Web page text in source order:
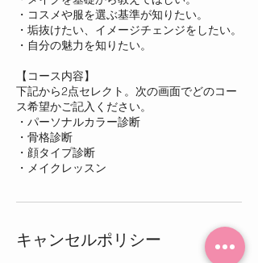
・コスメや服を選ぶ基準が知りたい。
・垢抜けたい、イメージチェンジをしたい。
・自分の魅力を知りたい。
【コース内容】
下記から2点セレクト。次の画面でどのコー
ス希望かご記入ください。
・パーソナルカラー診断
・骨格診断
・顔タイプ診断
キャンセルポリシー